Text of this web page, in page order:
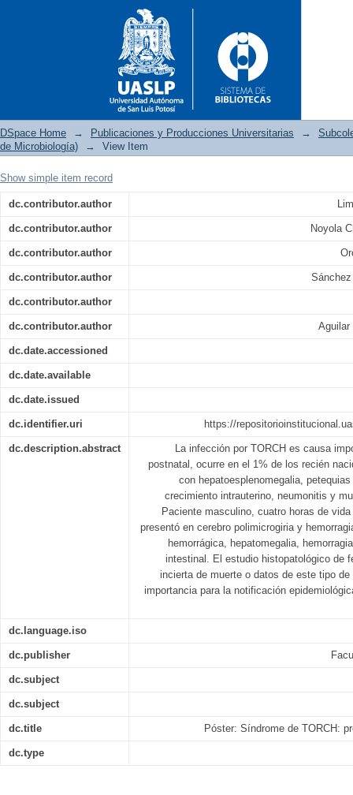
Póster: Síndrome de
DSpace Home → Publicaciones y Producciones Universitarias →
de Microbiología)
→ View Item
Show simple item record
dc.contributor.author
dc.contributor.author Noyola
dc.contributor.author
dc.contributor.author
dc.contributor.author
dc.contributor.author Aguilar
dc.date.accessioned
dc.date.available
dc.date.issued
dc.identifier.uri https://
dc.description.abstract
La infección por TORCH es causa
postnatal, ocurre en el 1% de los recién
con hepatoesplenomegalia,
crecimiento intrauterino, neumonitis y
Paciente masculino, cuatro horas de
presentó en cerebro polimicrogiria y
hemorrágica, hepatomegalia,
intestinal. El estudio histopatológico de
incierta de muerte o datos de este tipo
importancia para la notificación
dc.language.iso
dc.publisher
dc.subject
dc.subject
dc.title Póster: Síndrome de TORCH:
dc.type